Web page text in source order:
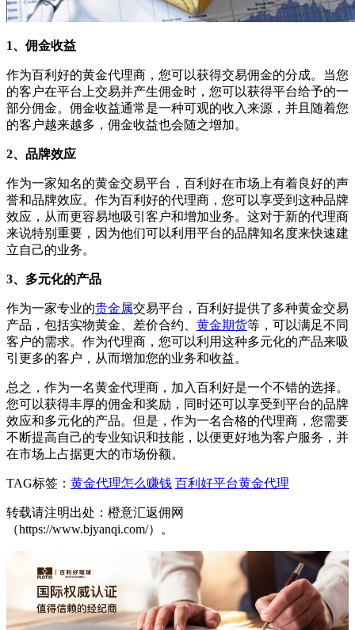
1、佣金收益
作为百利好的黄金代理商，您可以获得交易佣金的分成。当您
的客户在平台上交易并产生佣金时，您可以获得平台给予的一
部分佣金。佣金收益通常是一种可观的收入来源，并且随着您
的客户越来越多，佣金收益也会随之增加。
2、品牌效应
作为一家知名的黄金交易平台，百利好在市场上有着良好的声
誉和品牌效应。作为百利好的代理商，您可以享受到这种品牌
效应，从而更容易地吸引客户和增加业务。这对于新的代理商
来说特别重要，因为他们可以利用平台的品牌知名度来快速建
立自己的业务。
3、多元化的产品
作为一家专业的贵金属交易平台，百利好提供了多种黄金交易
产品，包括实物黄金、差价合约、 黄金期货等，可以满足不同
客户的需求。作为代理商，您可以利用这种多元化的产品来吸
引更多的客户，从而增加您的业务和收益。
总之，作为一名黄金代理商，加入百利好是一个不错的选择。
您可以获得丰厚的佣金和奖励，同时还可以享受到平台的品牌
效应和多元化的产品。但是，作为一名合格的代理商，您需要
不断提高自己的专业知识和技能，以便更好地为客户服务，并
在市场上占据更大的市场份额。
TAG标签： 黄金代理怎么赚钱 百利好平台黄金代理
转载请注明出处：橙意汇返佣网
（https://www.bjyanqi.com/）。